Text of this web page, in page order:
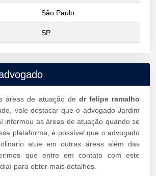
São Paulo
SP
áreas de atuação de dr felipe ramalho
vale destacar que o advogado Jardim
informou as áreas de atuação quando se
plataforma, é possível que o advogado
atue em outras áreas além das
que entre em contato com este
para obter mais detalhes.